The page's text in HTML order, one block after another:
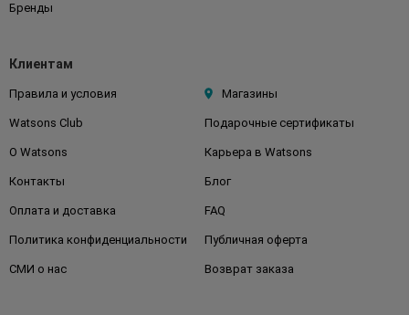
Бренды
Клиентам
Правила и условия Магазины
Watsons Club Подарочные сертификаты
О Watsons Карьера в Watsons
Контакты Блог
Оплата и доставка FAQ
Политика конфиденциальности Публичная оферта
СМИ о нас Возврат заказа